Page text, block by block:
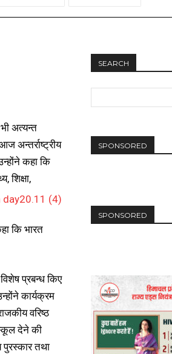
अत्यन्त
अन्तर्राष्ट्रीय
कहा कि
शिक्षा,
कि भारत
प्रबन्ध किए
कार्यक्रम
वरिष्ठ
स्कूल देने की
पुरस्कार तथा
SEARCH
SPONSORED
SPONSORED